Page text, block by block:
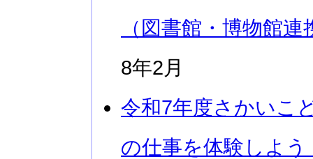
（図書館・博物館
8年2月
令和7年度さかいこ
の仕事を体験しよ